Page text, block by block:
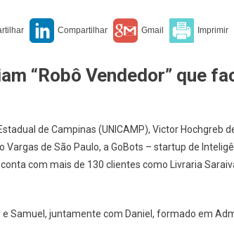
“Robô Vendedor” que
de Campinas (UNICAMP), Victor Hochgreb
Vargas de São Paulo, a GoBots – startup de
com mais de 130 clientes como Livraria
Samuel, juntamente com Daniel, formado em